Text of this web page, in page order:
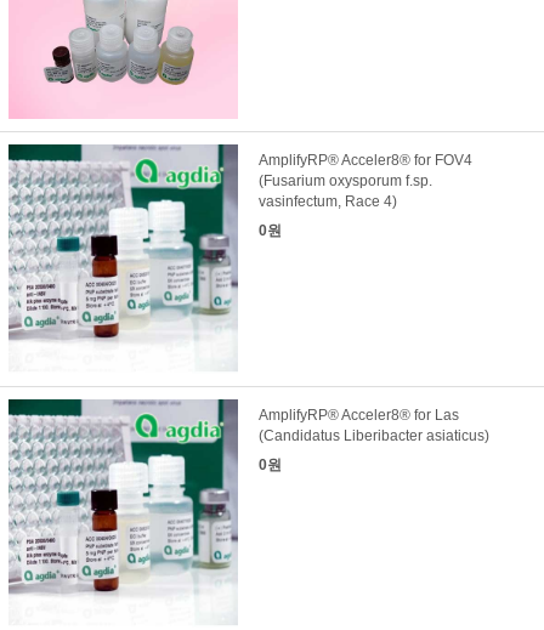
AmplifyRP® Acceler8® for FOV4
(Fusarium oxysporum f.sp.
vasinfectum, Race 4)
0원
AmplifyRP® Acceler8® for Las
(Candidatus Liberibacter asiaticus)
0원